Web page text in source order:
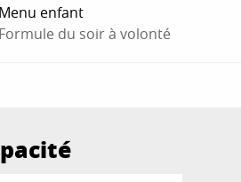
Menu enfant
Formule du soir à volonté